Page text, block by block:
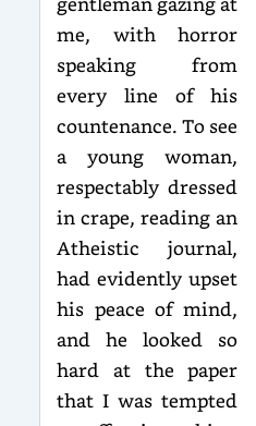
me, with horror
speaking from
every line of his
countenance. To see
a young woman,
respectably dressed
in crape, reading an
Atheistic journal,
had evidently upset
his peace of mind,
and he looked so
hard at the paper
that I was tempted